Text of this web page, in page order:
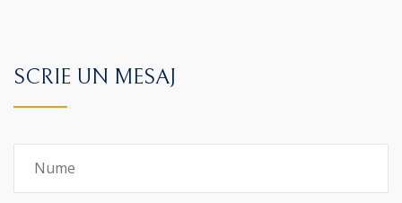
SCRIE UN MESAJ